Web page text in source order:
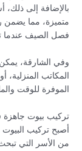
بالإضافة إلى
متميزة، مما يضمن
فصل الصيف عندما
وفي الشارقة، يمكن
المكاتب المنزلية،
الموفرة للوقت
تركيب بيوت جاهزة
أصبح تركيب البيوت
من الأسر التي